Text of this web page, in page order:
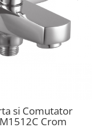
si Comutator
Crom